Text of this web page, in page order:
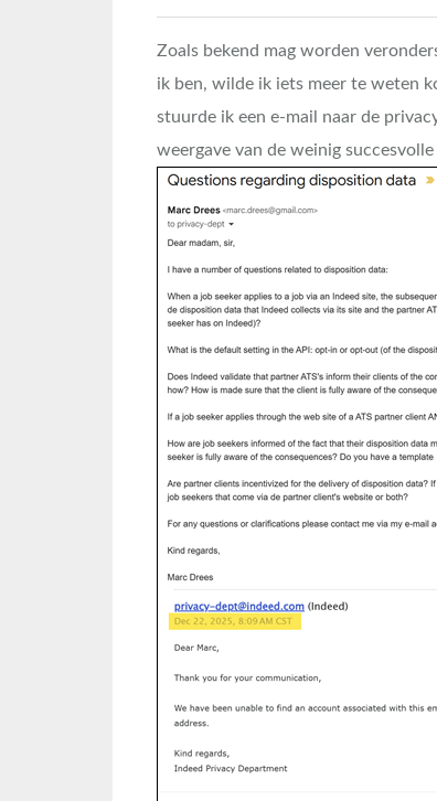
Zoals bekend mag worden
ik ben, wilde ik iets meer te weten
stuurde ik een e-mail naar de
weergave van de weinig